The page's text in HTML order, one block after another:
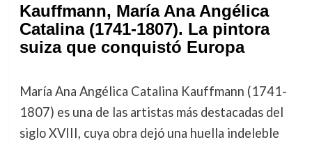
Kauffmann, María Ana Angélica
Catalina (1741-1807). La pintora
suiza que conquistó Europa
María Ana Angélica Catalina Kauffmann (1741-
1807) es una de las artistas más destacadas del
siglo XVIII, cuya obra dejó una huella indeleble